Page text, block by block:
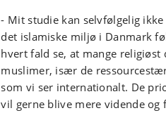
- Mit studie kan selvfølgelig
det islamiske miljø i Danmark
hvert fald se, at mange
muslimer, især de
som vi ser internationalt. De
vil gerne blive mere vidende